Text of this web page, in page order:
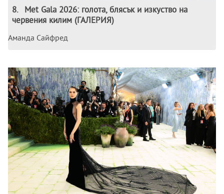
8.
Met Gala 2026: голота, блясък и изкуство на
червения килим (ГАЛЕРИЯ)
Аманда Сайфред